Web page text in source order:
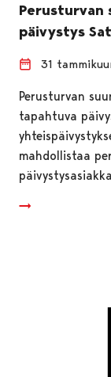
Perusturvan
päivystys
31
Perusturvan
tapahtuva
mahdollistaa